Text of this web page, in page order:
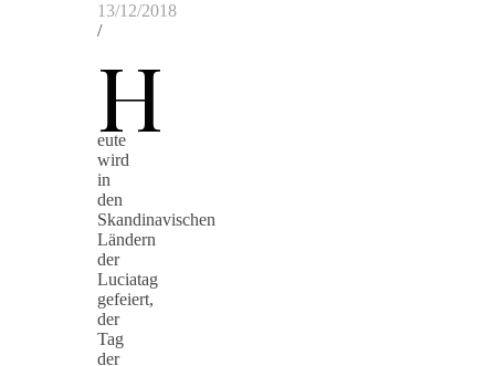
13/12/2018
/
H
eute
wird
in
den
Skandinavischen
Ländern
der
Luciatag
gefeiert,
der
Tag
der